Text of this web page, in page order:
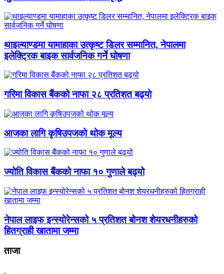
थाइल्याण्डमा यामाहाका उत्कृष्ट डिलर सम्मानित, नेपालमा
इलेक्ट्रिक बाइक सार्वजनिक गर्ने घोषणा
गरिमा विकास बैंकको नाफा २८ प्रतिशत बढ्यो
आजका लागि कृषिउपजको थोक मूल्य
ज्योति विकास बैंकको नाफा १० गुणाले बढ्यो
नेपाल लाइफ इन्स्योरेन्सको ५ प्रतिशत बोनश शेयरधनीहरुको
हितग्राही खातामा जम्मा
ताजा